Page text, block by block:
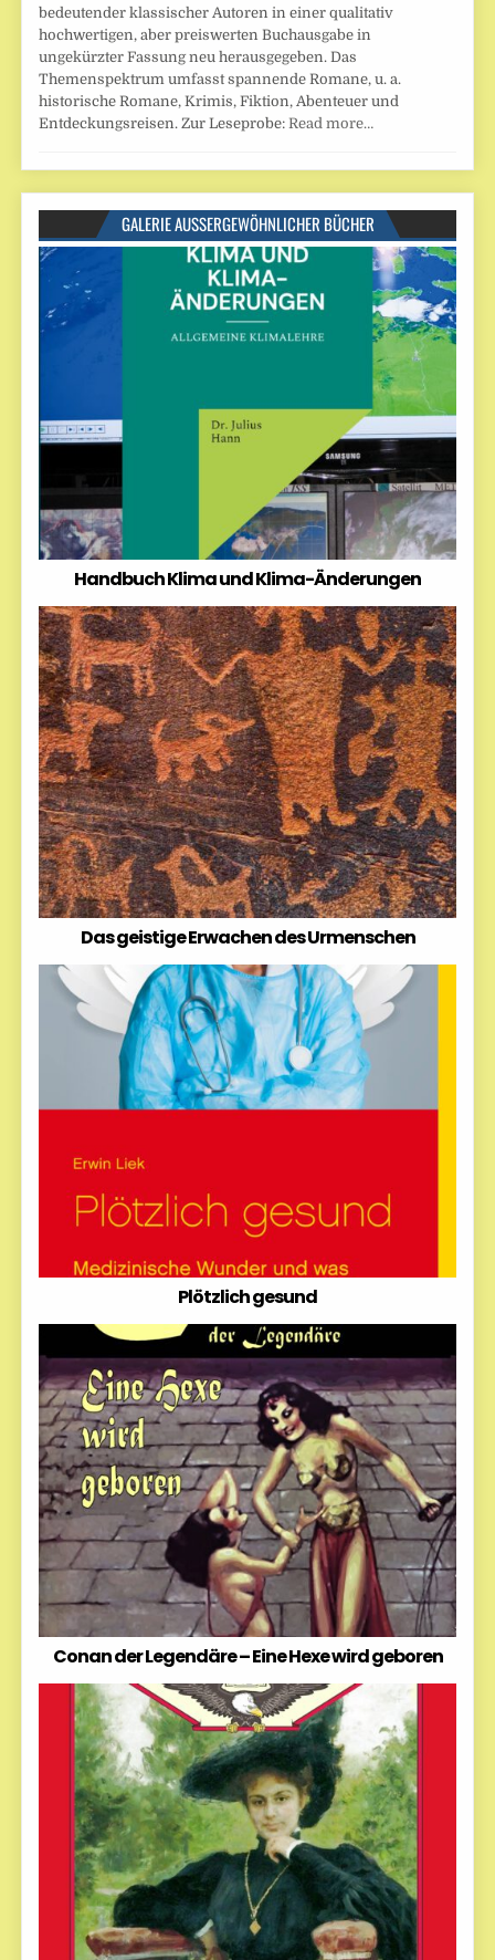
bedeutender klassischer Autoren in einer qualitativ
hochwertigen, aber preiswerten Buchausgabe in
ungekürzter Fassung neu herausgegeben. Das
Themenspektrum umfasst spannende Romane, u. a.
historische Romane, Krimis, Fiktion, Abenteuer und
Entdeckungsreisen. Zur Leseprobe: Read more…
GALERIE AUSSERGEWÖHNLICHER BÜCHER
Handbuch Klima und Klima-Änderungen
Das geistige Erwachen des Urmenschen
Plötzlich gesund
Conan der Legendäre – Eine Hexe wird geboren